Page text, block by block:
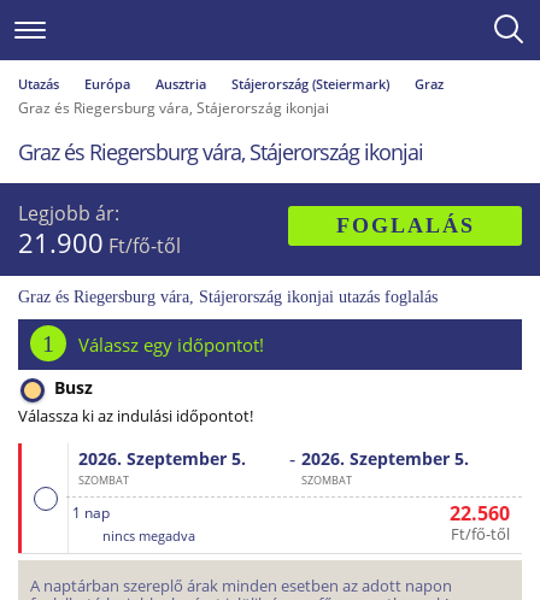
Utazás Európa Ausztria Stájerország (Steiermark) Graz
Graz és Riegersburg vára, Stájerország ikonjai
Graz és Riegersburg vára, Stájerország ikonjai
Legjobb ár:
21.900 Ft/fő-től
FOGLALÁS
Graz és Riegersburg vára, Stájerország ikonjai utazás foglalás
1 Válassz egy időpontot!
Busz
Válassza ki az indulási időpontot!
2026. Szeptember 5.
SZOMBAT
- 2026. Szeptember 5.
SZOMBAT
1 nap
nincs megadva
22.560
Ft/fő-től
A naptárban szereplő árak minden esetben az adott napon